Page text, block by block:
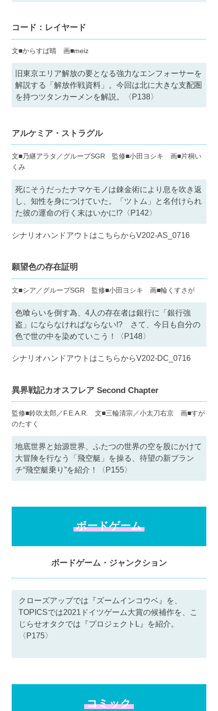
コード：レイヤード
文■からすば晴 画■meiz
旧東京エリア解放の要となる強力なエンフォーサーを
解説する「解放作戦資料」。今回は北に大きな支配圏
を持つツタンカーメンを解説。〈P138〉
アルケミア・ストラグル
文■乃継アラタ／グループSGR 監修■小田ヨシキ 画■片桐い
くみ
死にそうだったナマケモノは錬金術により息を吹き返
し、知性を身につけていた。「ツトム」と名付けられ
た彼の運命の行く末はいかに!?〈P142〉
シナリオハンドアウトはこちらからV202-AS_0716
願望色の存在証明
文■シア／グループSGR 監修■小田ヨシキ 画■輪くすさが
色喰らいを倒す為、4人の存在者は銀行に「銀行強
盗」にならなければならない!? さて、今日も自分の
色で世の中を染めていこう！〈P148〉
シナリオハンドアウトはこちらからV202-DC_0716
異界戦記カオスフレア Second Chapter
監修■鈴吹太郎／F.E.A.R. 文■三輪清宗／小太刀右京 画■すが
のたすく
地底世界と始源世界、ふたつの世界の空を股にかけて
大冒険を行なう「飛空艇」を操る、待望の新ブラン
チ“飛空艇乗り”を紹介！〈P155〉
ボードゲーム
ボードゲーム・ジャンクション
クローズアップでは『ズームインコウベ』を、
TOPICSでは2021ドイツゲーム大賞の候補作を、こ
じらせオタクでは『プロジェクトL』を紹介。
〈P175〉
コミック